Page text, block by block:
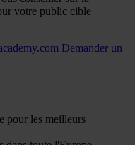
votre public cible
Demander un
pour les meilleurs